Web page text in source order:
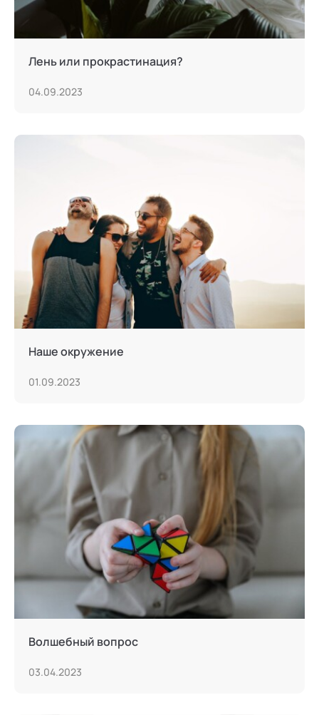
Лень или прокрастинация?
04.09.2023
Наше окружение
01.09.2023
Волшебный вопрос
03.04.2023